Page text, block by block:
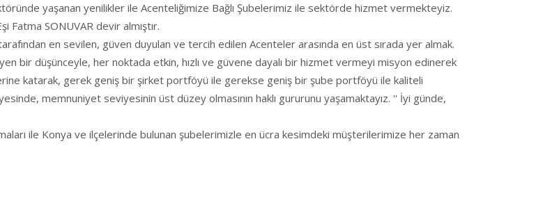
yaşanan yenilikler ile Acenteliğimize Bağlı Şubelerimiz ile sektörde hizmet vermekteyiz.
SONUVAR devir almıştır.
en sevilen, güven duyulan ve tercih edilen Acenteler arasında en üst sırada yer almak.
bir düşünceyle, her noktada etkin, hızlı ve güvene dayalı bir hizmet vermeyi misyon edinerek
katarak, gerek geniş bir şirket portföyü ile gerekse geniş bir şube portföyü ile kaliteli
memnuniyet seviyesinin üst düzey olmasının haklı gururunu yaşamaktayız. '' İyi günde,
ile Konya ve ilçelerinde bulunan şubelerimizle en ücra kesimdeki müşterilerimize her zaman